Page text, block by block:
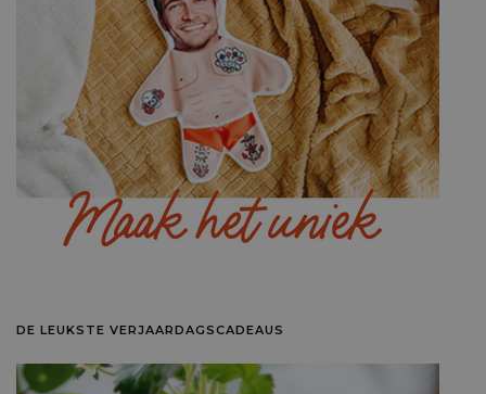
DE LEUKSTE VERJAARDAGSCADEAUS